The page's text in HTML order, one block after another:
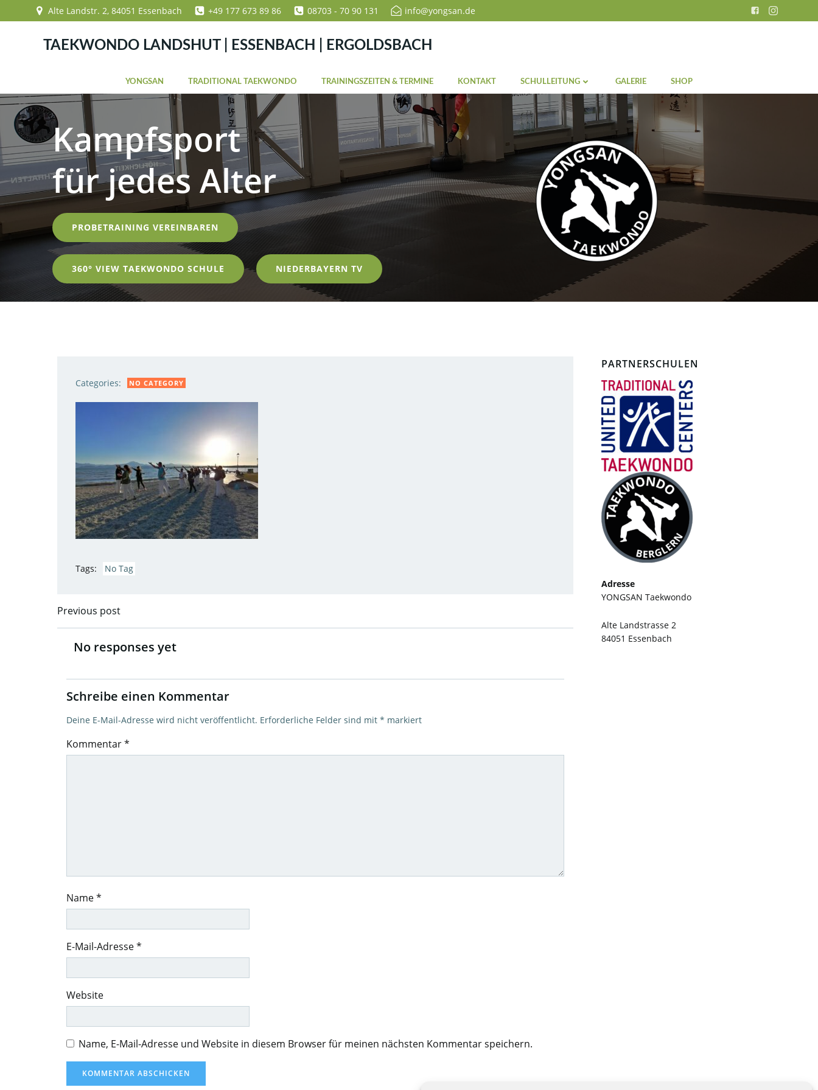
Inhalt
Alte Landstr. 2, 84051 Essenbach +49 177 673 89 86 08703 - 70 90 131 info@yongsan.de
TAEKWONDO LANDSHUT | ESSENBACH | ERGOLDSBACH
YONGSAN TRADITIONAL TAEKWONDO TRAININGSZEITEN & TERMINE KONTAKT SCHULLEITUNG GALERIE SHOP
Kampfsport
für jedes Alter
PROBETRAINING VEREINBAREN
360° VIEW TAEKWONDO SCHULE NIEDERBAYERN TV
Categories: NO CATEGORY
Tags: No Tag
Post
navigation
Previous post
No responses yet
Schreibe einen Kommentar
Deine E-Mail-Adresse wird nicht veröffentlicht. Erforderliche Felder sind mit * markiert
Kommentar*
Name*
E-Mail-Adresse*
Website
Name, E-Mail-Adresse und Website in diesem Browser für meinen nächsten Kommentar speichern.
PARTNERSCHULEN
Adresse
YONGSAN Taekwondo
Alte Landstrasse 2
84051 Essenbach